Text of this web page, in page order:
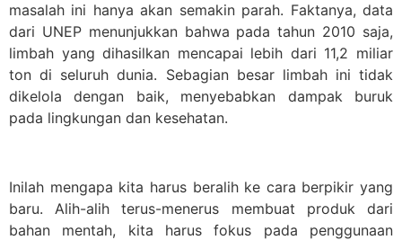
masalah ini hanya akan semakin parah. Faktanya, data
dari UNEP menunjukkan bahwa pada tahun 2010 saja,
limbah yang dihasilkan mencapai lebih dari 11,2 miliar
ton di seluruh dunia. Sebagian besar limbah ini tidak
dikelola dengan baik, menyebabkan dampak buruk
pada lingkungan dan kesehatan.
Inilah mengapa kita harus beralih ke cara berpikir yang
baru. Alih-alih terus-menerus membuat produk dari
bahan mentah, kita harus fokus pada penggunaan